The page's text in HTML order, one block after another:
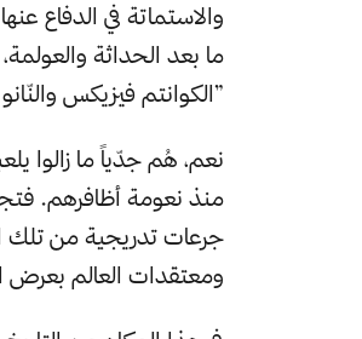
والاستماتة في الدفاع
ما بعد الحداثة
”الكوانتم فيزيكس
نعم، هُم جدّياً ما زالوا
منذ نعومة أظافرهم.
جرعات تدريجية من تلك
ومعتقدات العالم بعرض